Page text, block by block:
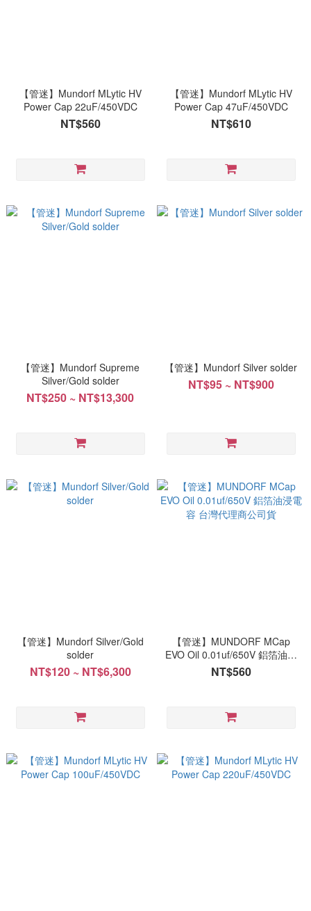
【管迷】Mundorf MLytic HV
Power Cap 22uF/450VDC
NT$560
【管迷】Mundorf MLytic HV
Power Cap 47uF/450VDC
NT$610
【管迷】Mundorf Supreme
Silver/Gold solder
NT$250 ~ NT$13,300
【管迷】Mundorf Silver solder
NT$95 ~ NT$900
【管迷】Mundorf Silver/Gold
solder
NT$120 ~ NT$6,300
【管迷】MUNDORF MCap
EVO Oil 0.01uf/650V 鋁箔油浸
電容 台灣代理商公司貨
NT$560